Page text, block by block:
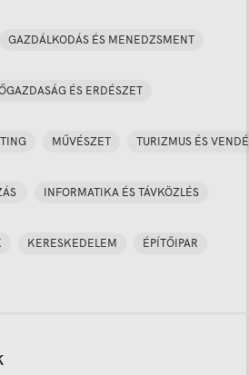
GAZDÁLKODÁS ÉS MENEDZSMENT
ÉS ERDÉSZET
MŰVÉSZET TURIZMUS ÉS
INFORMATIKA ÉS TÁVKÖZLÉS
KERESKEDELEM ÉPÍTŐIPAR